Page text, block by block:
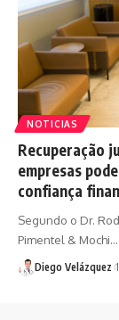
NOTICIAS
Recuperação
empresas
confiança
Segundo o Dr.
Pimentel & Mochi…
Diego Velázquez